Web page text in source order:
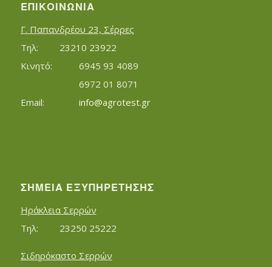
ΕΠΙΚΟΙΝΩΝΊΑ
Γ. Παπανδρέου 23, Σέρρες
Τηλ:		23210 23922
Κινητό:		6945 93 4089
			6972 01 8071
info@agrotest.gr
ΣΗΜΕΊΑ ΕΞΥΠΗΡΈΤΗΣΗΣ
Ηράκλεια Σερρών
Τηλ:		23250 25222
Σιδηρόκαστο Σερρών